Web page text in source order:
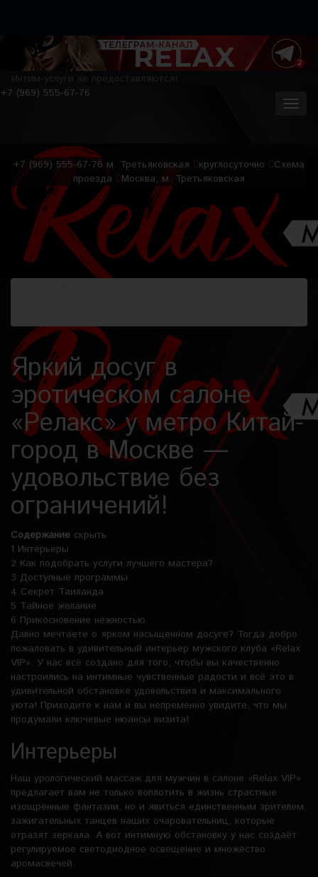
Интим-услуги не предоставляются!
+7 (969) 555-67-76
+7 (969) 555-67-76 м. Третьяковская круглосуточно
Схема
проезда
Москва, м. Третьяковская
Яркий досуг в
эротическом салоне
«Релакс» у метро Китай-
город в Москве —
удовольствие без
ограничений!
Содержание скрыть
1 Интерьеры
2 Как подобрать услуги лучшего мастера?
3 Доступные программы
4 Секрет Таиланда
5 Тайное желание
6 Прикосновение нежностью
Давно мечтаете о ярком насыщенном досуге? Тогда добро
пожаловать в удивительный интерьер мужского клуба «Relax
VIP». У нас всё создано для того, чтобы вы качественно
настроились на интимные чувственные радости и всё это в
удивительной обстановке удовольствия и максимального
уюта! Приходите к нам и вы непременно увидите, что мы
продумали ключевые нюансы визита!
Интерьеры
Наш урологический массаж для мужчин в салоне «Relax VIP»
предлагает вам не только воплотить в жизнь страстные
изощрённые фантазии, но и явиться единственным зрителем
зажигательных танцев наших очаровательниц, которые
отразят зеркала. А вот интимную обстановку у нас создаёт
регулируемое светодиодное освещение и множество
аромасвечей.